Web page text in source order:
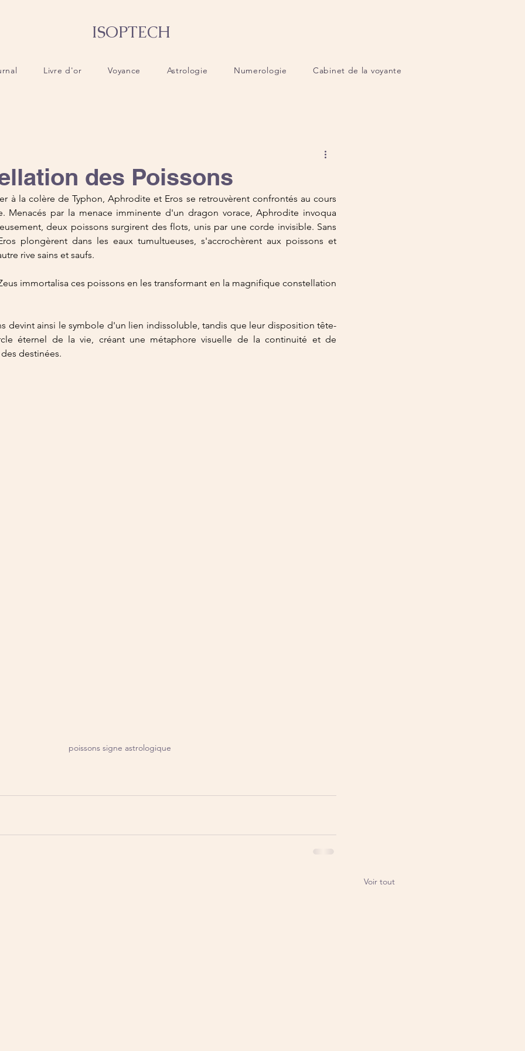
ISOPTECH
Livre d'or Voyance Astrologie Numerologie Cabinet de la voyante
des Poissons
à la colère de Typhon, Aphrodite et Eros se retrouvèrent confrontés au cours
Menacés par la menace imminente d'un dragon vorace, Aphrodite invoqua
deux poissons surgirent des flots, unis par une corde invisible. Sans
plongèrent dans les eaux tumultueuses, s'accrochèrent aux poissons et
rive sains et saufs.
immortalisa ces poissons en les transformant en la magnifique constellation
devint ainsi le symbole d'un lien indissoluble, tandis que leur disposition tête-
éternel de la vie, créant une métaphore visuelle de la continuité et de
destinées.
poissons signe astrologique
Voir tout